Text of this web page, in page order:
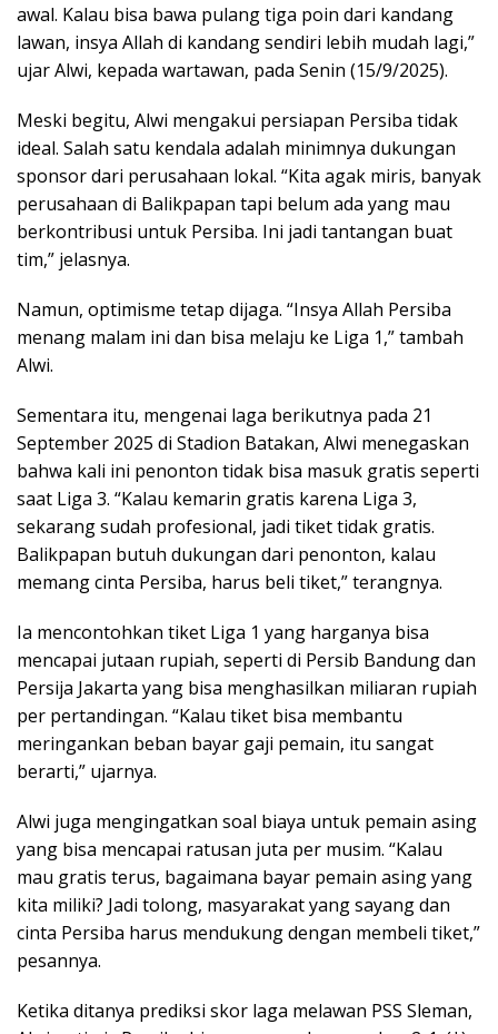
awal. Kalau bisa bawa pulang tiga poin dari kandang
lawan, insya Allah di kandang sendiri lebih mudah lagi,”
ujar Alwi, kepada wartawan, pada Senin (15/9/2025).
Meski begitu, Alwi mengakui persiapan Persiba tidak
ideal. Salah satu kendala adalah minimnya dukungan
sponsor dari perusahaan lokal. “Kita agak miris, banyak
perusahaan di Balikpapan tapi belum ada yang mau
berkontribusi untuk Persiba. Ini jadi tantangan buat
tim,” jelasnya.
Namun, optimisme tetap dijaga. “Insya Allah Persiba
menang malam ini dan bisa melaju ke Liga 1,” tambah
Alwi.
Sementara itu, mengenai laga berikutnya pada 21
September 2025 di Stadion Batakan, Alwi menegaskan
bahwa kali ini penonton tidak bisa masuk gratis seperti
saat Liga 3. “Kalau kemarin gratis karena Liga 3,
sekarang sudah profesional, jadi tiket tidak gratis.
Balikpapan butuh dukungan dari penonton, kalau
memang cinta Persiba, harus beli tiket,” terangnya.
Ia mencontohkan tiket Liga 1 yang harganya bisa
mencapai jutaan rupiah, seperti di Persib Bandung dan
Persija Jakarta yang bisa menghasilkan miliaran rupiah
per pertandingan. “Kalau tiket bisa membantu
meringankan beban bayar gaji pemain, itu sangat
berarti,” ujarnya.
Alwi juga mengingatkan soal biaya untuk pemain asing
yang bisa mencapai ratusan juta per musim. “Kalau
mau gratis terus, bagaimana bayar pemain asing yang
kita miliki? Jadi tolong, masyarakat yang sayang dan
cinta Persiba harus mendukung dengan membeli tiket,”
pesannya.
Ketika ditanya prediksi skor laga melawan PSS Sleman,